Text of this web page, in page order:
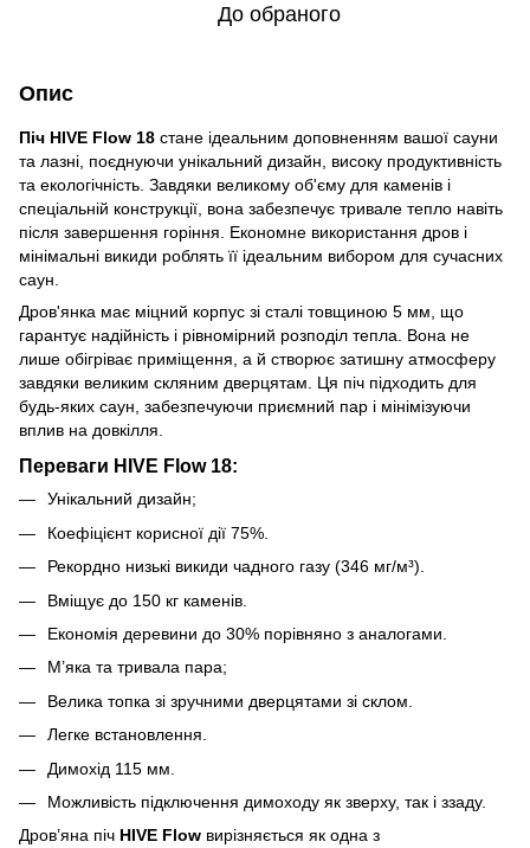
До обраного
Опис
Піч HIVE Flow 18 стане ідеальним доповненням вашої сауни
та лазні, поєднуючи унікальний дизайн, високу продуктивність
та екологічність. Завдяки великому об'єму для каменів і
спеціальній конструкції, вона забезпечує тривале тепло навіть
після завершення горіння. Економне використання дров і
мінімальні викиди роблять її ідеальним вибором для сучасних
саун.
Дров'янка має міцний корпус зі сталі товщиною 5 мм, що
гарантує надійність і рівномірний розподіл тепла. Вона не
лише обігріває приміщення, а й створює затишну атмосферу
завдяки великим скляним дверцятам. Ця піч підходить для
будь-яких саун, забезпечуючи приємний пар і мінімізуючи
вплив на довкілля.
Переваги HIVE Flow 18:
Унікальний дизайн;
Коефіцієнт корисної дії 75%.
Рекордно низькі викиди чадного газу (346 мг/м³).
Вміщує до 150 кг каменів.
Економія деревини до 30% порівняно з аналогами.
М’яка та тривала пара;
Велика топка зі зручними дверцятами зі склом.
Легке встановлення.
Димохід 115 мм.
Можливість підключення димоходу як зверху, так і ззаду.
Дров’яна піч HIVE Flow вирізняється як одна з